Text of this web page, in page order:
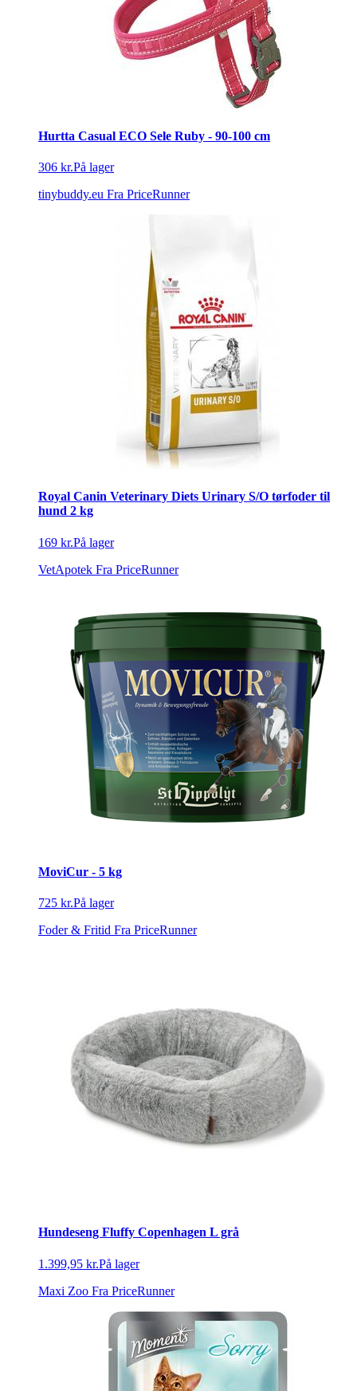
Hurtta Casual ECO Sele Ruby - 90-100 cm
306 kr.På lager
tinybuddy.eu Fra PriceRunner
Royal Canin Veterinary Diets Urinary S/O tørfoder til
hund 2 kg
169 kr.På lager
VetApotek Fra PriceRunner
MoviCur - 5 kg
725 kr.På lager
Foder & Fritid Fra PriceRunner
Hundeseng Fluffy Copenhagen L grå
1.399,95 kr.På lager
Maxi Zoo Fra PriceRunner